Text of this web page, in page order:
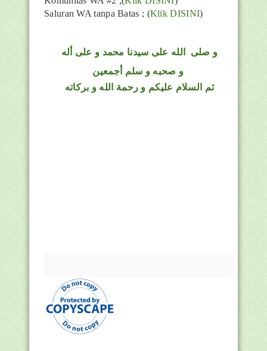
Saluran WA tanpa Batas ; (Klik DISINI)
و صلى الله على سيدنا محمد و على أله
و صحبه و سلم أجمعين
ثم السلام عليكم و رحمة الله و بركاته